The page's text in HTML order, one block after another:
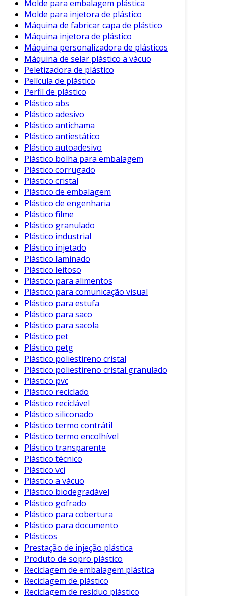
formas complexas com precisão,
acelerando o processo de produção.
Resistência Química: O plástico ABS
possui boa resistência a substâncias
químicas, tornando-o adequado para
ambientes industriais.
Acabamento Estético
ser facilmente pintado ou moldado,
permitindo uma ampla gama de
acabamentos estéticos.
Aplicações do Plástico ABS
As aplicações do plástico ABS são vastas,
abrangendo diversos setores. As principais
áreas de uso incluem:
Componentes Eletrônicos
frequentemente utilizado na fabricação de
carcaças para eletrônicos, como
computadores e dispositivos móveis,
devido à sua resistência e bons
acabamentos.
Automotivo : Na indústria automotiva, o
ABS é encontrado em painéis internos,
consoles e outros itens que exigem
proteção contra impactos.
Brinquedos
ABS através de famosos blocos de
montar, que são feitos com esse material,
sua durabilidade é essencial nesta
categoria.
Utensílios Domésticos
e outros utensílios de cozinha também
são frequentemente feitos de ABS, dado
seu aspecto leve e resistente.
Equipamentos Médicos
facilidade de higiene e resistência a
produtos químicos, o ABS é utilizado em
dispositivos médicos e equipamentos
hospitalares.
Considerações Finais
Embora o plástico ABS possua inúmeras
vantagens, é importante enfatizar que também
apresenta algumas limitações. Por exemplo,
sua resistência à temperatura não é tão
Molde para embalagem plástica
Molde para injetora de plástico
Máquina de fabricar capa de plástico
Máquina injetora de plástico
Máquina personalizadora de plásticos
Máquina de selar plástico a vácuo
Peletizadora de plástico
Película de plástico
Perfil de plástico
Plástico abs
Plástico adesivo
Plástico antichama
Plástico antiestático
Plástico autoadesivo
Plástico bolha para embalagem
Plástico corrugado
Plástico cristal
Plástico de embalagem
Plástico de engenharia
Plástico filme
Plástico granulado
Plástico industrial
Plástico injetado
Plástico laminado
Plástico leitoso
Plástico para alimentos
Plástico para comunicação visual
Plástico para estufa
Plástico para saco
Plástico para sacola
Plástico pet
Plástico petg
Plástico poliestireno cristal
Plástico poliestireno cristal granulado
Plástico pvc
Plástico reciclado
Plástico reciclável
Plástico siliconado
Plástico termo contrátil
Plástico termo encolhível
Plástico transparente
Plástico técnico
Plástico vci
Plástico a vácuo
Plástico biodegradável
Plástico gofrado
Plástico para cobertura
Plástico para documento
Plásticos
Prestação de injeção plástica
Produto de sopro plástico
Reciclagem de embalagem plástica
Reciclagem de plástico
Reciclagem de resíduo plástico